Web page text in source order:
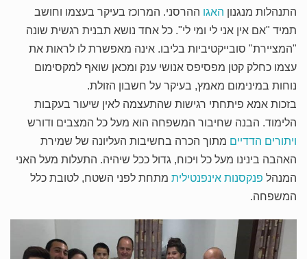
התנהלות מנגנון האגו ההרסני. המרוכז בעיקר בעצמו וחושב
תמיד "אם אין אני לי ומי לי". כל אחד נושא תבנית רגשית שונה
"המציירת" סובייקטיביות בליבו. אינה מאפשרת לו לראות את
עצמו כחלק קטן מפסיפס אנושי ענק ומכאן שואף למקסימום
נוחות במינימום מאמץ, בעיקר על חשבון הזולת.
בזכות אמא פיתחתי רגישות שהתעצמה לאין שיעור בעקבות
הלימוד. הבנה שחיבור המשפחה הוא מעל כל המצבים ודורש
ויתורים הדדיים מתוך הכרה בחשיבות העליונה של שמירת
האהבה בינינו מעל כל ויכוח, גדול ככל שיהיה. התעלות מעל האני
המנהל פנקסנות אינפנטילית מתחת לפני השטח, לטובת כלל
המשפחה.